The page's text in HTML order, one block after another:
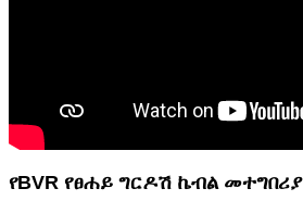
የBVR የፀሐይ ግርዶሽ ኬብል መተግበሪያ